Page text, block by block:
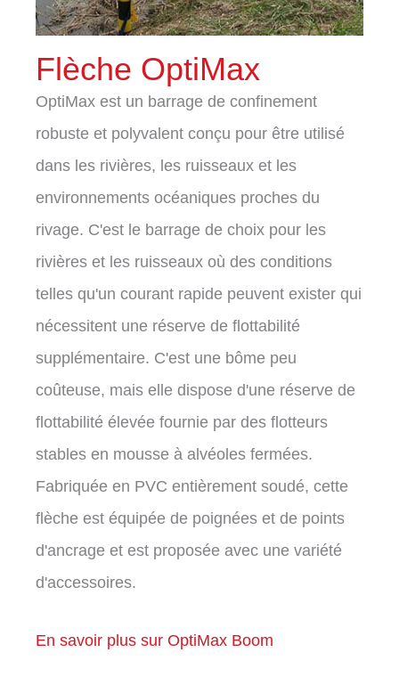
Flèche OptiMax
OptiMax est un barrage de confinement
robuste et polyvalent conçu pour être utilisé
dans les rivières, les ruisseaux et les
environnements océaniques proches du
rivage. C'est le barrage de choix pour les
rivières et les ruisseaux où des conditions
telles qu'un courant rapide peuvent exister qui
nécessitent une réserve de flottabilité
supplémentaire. C'est une bôme peu
coûteuse, mais elle dispose d'une réserve de
flottabilité élevée fournie par des flotteurs
stables en mousse à alvéoles fermées.
Fabriquée en PVC entièrement soudé, cette
flèche est équipée de poignées et de points
d'ancrage et est proposée avec une variété
d'accessoires.
En savoir plus sur OptiMax Boom